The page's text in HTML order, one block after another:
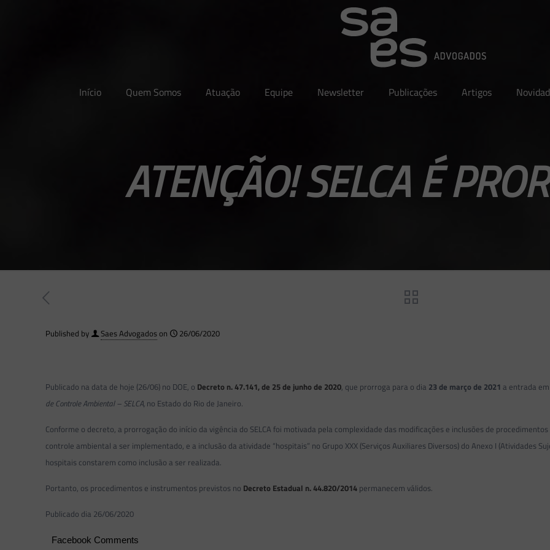
Início Quem Somos Atuação Equipe Newsletter Publicações Artigos
ATENÇÃO! SELCA É
Published by Saes Advogadoson 26/06/2020
Publicado na data de hoje (26/06) no DOE, o Decreto n. 47.141, de 25 de junho de 2020, que prorroga para o dia 23 de março de 2021 a entrada
de Controle Ambiental – SELCA, no Estado do Rio de Janeiro.
Conforme o decreto, a prorrogação do início da vigência do SELCA foi motivada pela complexidade das modificações e inclusões de
controle ambiental a ser implementado, e a inclusão da atividade “hospitais” no Grupo XXX (Serviços Auxiliares Diversos) do Anexo I (Atividades
hospitais constarem como inclusão a ser realizada.
Portanto, os procedimentos e instrumentos previstos no Decreto Estadual n. 44.820/2014 permanecem válidos.
Publicado dia 26/06/2020
Facebook Comments